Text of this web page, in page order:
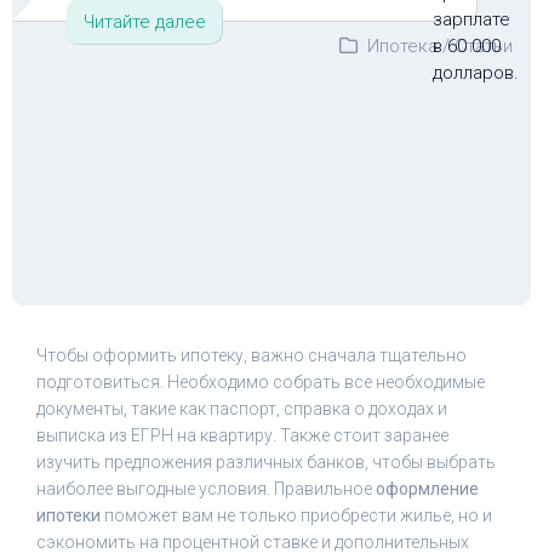
Читайте далее
Ипотека/Статьи
Чтобы оформить ипотеку, важно сначала тщательно
подготовиться. Необходимо собрать все необходимые
документы, такие как паспорт, справка о доходах и
выписка из ЕГРН на квартиру. Также стоит заранее
изучить предложения различных банков, чтобы выбрать
наиболее выгодные условия. Правильное оформление
ипотеки поможет вам не только приобрести жилье, но и
сэкономить на процентной ставке и дополнительных